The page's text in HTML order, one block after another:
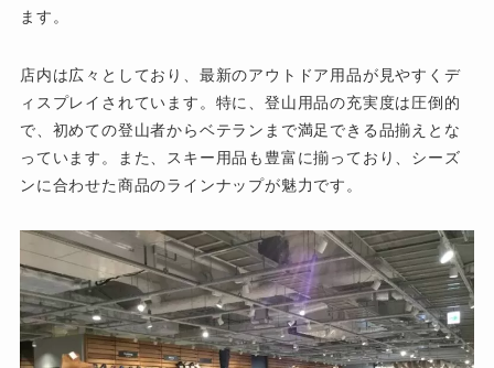
ます。
店内は広々としており、最新のアウトドア用品が見やすくデ
ィスプレイされています。特に、登山用品の充実度は圧倒的
で、初めての登山者からベテランまで満足できる品揃えとな
っています。また、スキー用品も豊富に揃っており、シーズ
ンに合わせた商品のラインナップが魅力です。